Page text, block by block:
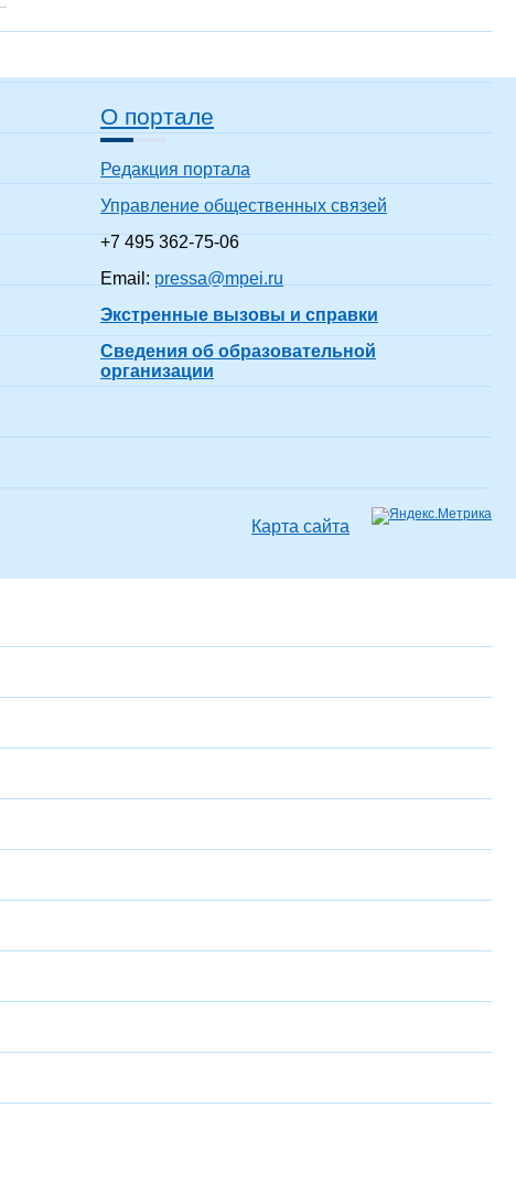
О портале
Редакция портала
Управление общественных связей
+7 495 362-75-06
Email: pressa@mpei.ru
Экстренные вызовы и справки
Сведения об образовательной
организации
Карта сайта